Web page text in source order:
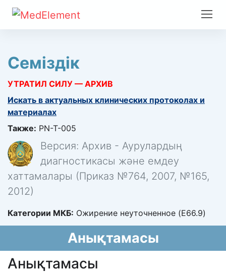
Семіздік
УТРАТИЛ СИЛУ — АРХИВ
Искать в актуальных клинических протоколах и
материалах
Также: PN-T-005
Версия: Архив - Аурулардың
диагностикасы және емдеу
хаттамалары (Приказ №764, 2007, №165,
2012)
Категории МКБ: Ожирение неуточненное (E66.9)
Анықтамасы
Анықтамасы